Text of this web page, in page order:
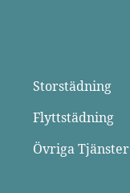
Storstädning
Flyttstädning
Övriga Tjänster